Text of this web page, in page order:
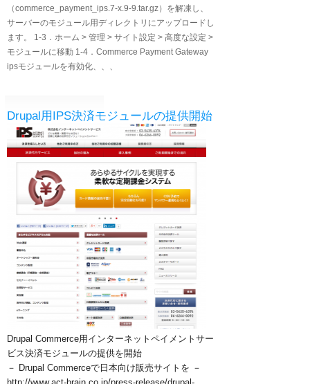
（commerce_payment_ips.7-x.9-9.tar.gz）を解凍し、
サーバーのモジュール用ディレクトリにアップロードし
ます。 1‐3．ホーム > 管理 > サイト設定 > 高度な設定 >
モジュールに移動 1‐4．Commerce Payment Gateway
ipsモジュールを有効化、、、
Drupal用IPS決済モジュールの提供開始
Drupal Commerce用インターネットペイメントサー
ビス決済モジュールの提供を開始
－ Drupal Commerceで日本向け販売サイトを －